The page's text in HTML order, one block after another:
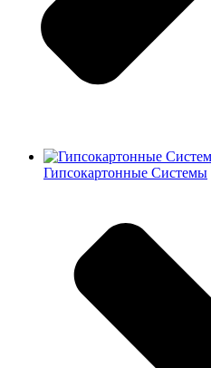
Гипсокартонные Системы